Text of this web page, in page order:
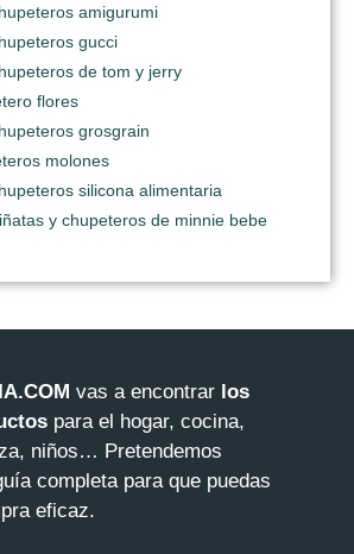
amigurumi
gucci
de tom y jerry
flores
grosgrain
molones
silicona alimentaria
y chupeteros de minnie bebe
vas a encontrar los
para el hogar, cocina,
niños… Pretendemos
completa para que puedas
eficaz.